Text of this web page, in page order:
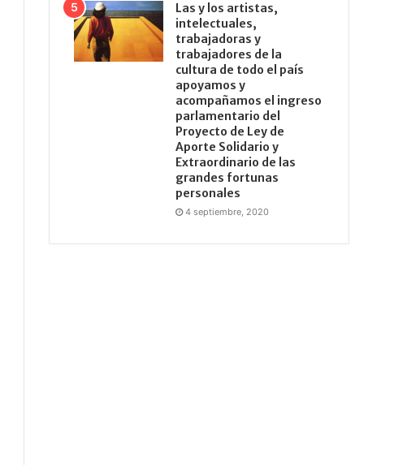
Las y los artistas,
intelectuales,
trabajadoras y
trabajadores de la
cultura de todo el país
apoyamos y
acompañamos el ingreso
parlamentario del
Proyecto de Ley de
Aporte Solidario y
Extraordinario de las
grandes fortunas
personales
4 septiembre, 2020